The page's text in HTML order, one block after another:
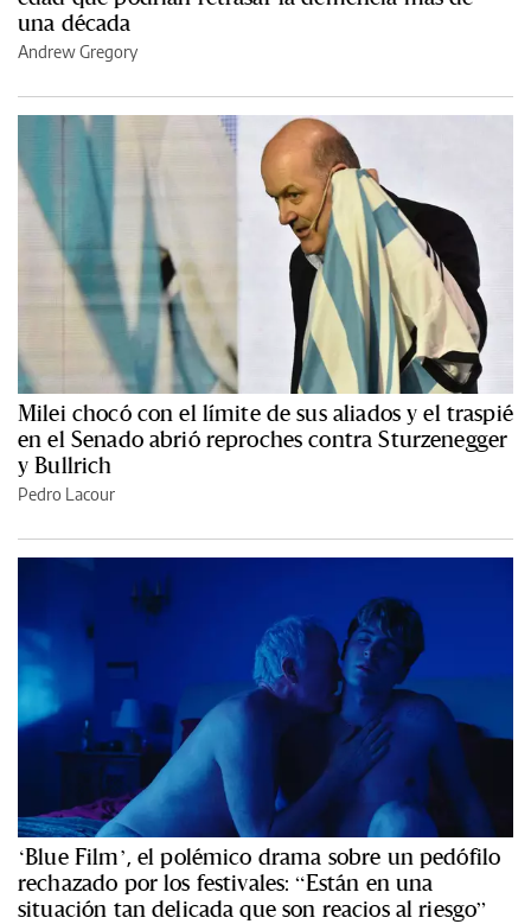
una década
Andrew Gregory
Milei chocó con el límite de sus aliados y el traspié
en el Senado abrió reproches contra Sturzenegger
y Bullrich
Pedro Lacour
‘Blue Film’, el polémico drama sobre un pedófilo
rechazado por los festivales: “Están en una
situación tan delicada que son reacios al riesgo”